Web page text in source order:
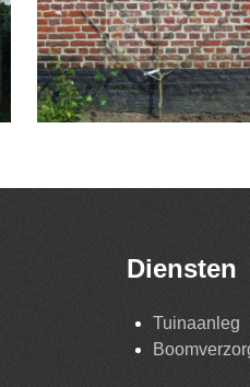
Diensten
Tuinaanleg